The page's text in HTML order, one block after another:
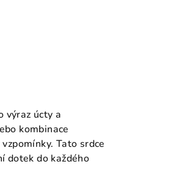
výraz úcty a
kombinace
Tato srdce
dotek do každého